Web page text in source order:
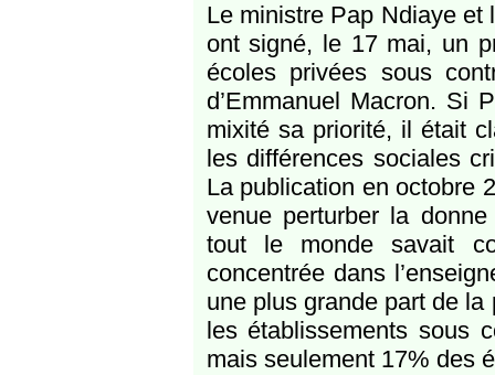
Le ministre Pap Ndiaye et
ont signé, le 17 mai, un
écoles privées sous
d’Emmanuel Macron. Si
mixité sa priorité, il était
les différences sociales
La publication en octobre
venue perturber la
tout le monde savait
concentrée dans
une plus grande part de
les établissements sous
mais seulement 17% des